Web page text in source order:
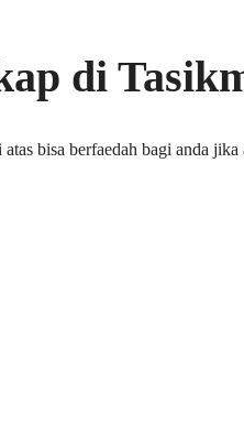
di
bisa berfaedah bagi anda